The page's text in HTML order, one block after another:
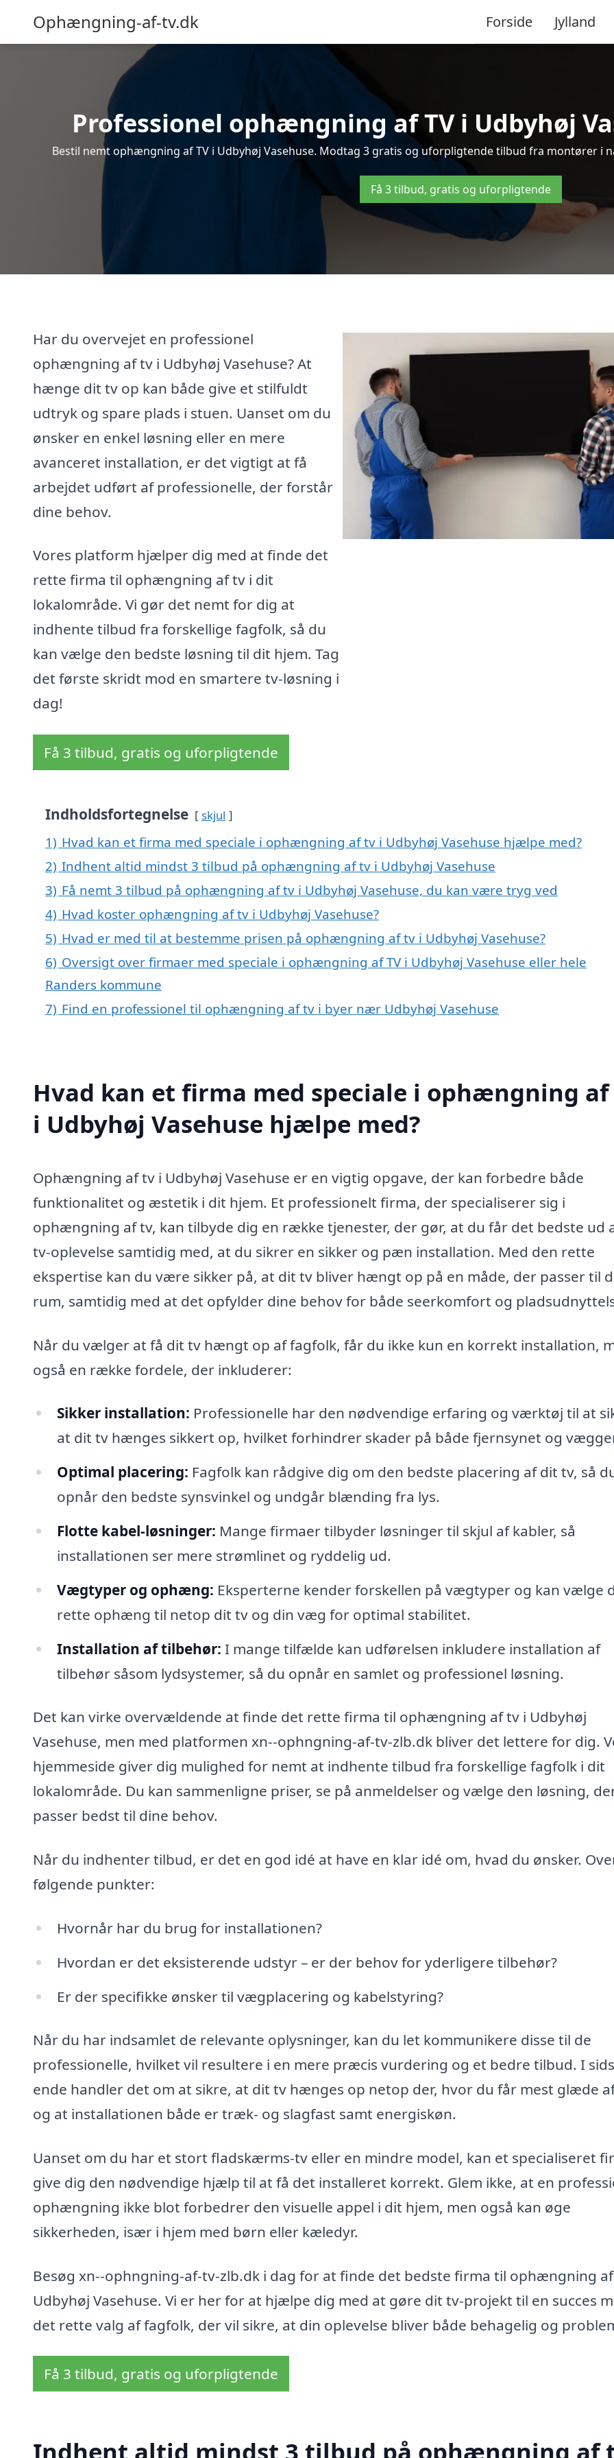
Ophængning-af-tv.dk Forside Jylland
Professionel ophængning af TV i Udbyhøj
Bestil nemt ophængning af TV i Udbyhøj Vasehuse. Modtag 3 gratis og uforpligtende tilbud fra montører i
Få 3 tilbud, gratis og uforpligtende
Har du overvejet en professionel
ophængning af tv i Udbyhøj Vasehuse? At
hænge dit tv op kan både give et stilfuldt
udtryk og spare plads i stuen. Uanset om du
ønsker en enkel løsning eller en mere
avanceret installation, er det vigtigt at få
arbejdet udført af professionelle, der forstår
dine behov.
Vores platform hjælper dig med at finde det
rette firma til ophængning af tv i dit
lokalområde. Vi gør det nemt for dig at
indhente tilbud fra forskellige fagfolk, så du
kan vælge den bedste løsning til dit hjem. Tag
det første skridt mod en smartere tv-løsning i
dag!
Få 3 tilbud, gratis og uforpligtende
Indholdsfortegnelse skjul
1) Hvad kan et firma med speciale i ophængning af tv i Udbyhøj Vasehuse hjælpe med?
2) Indhent altid mindst 3 tilbud på ophængning af tv i Udbyhøj Vasehuse
3) Få nemt 3 tilbud på ophængning af tv i Udbyhøj Vasehuse, du kan være tryg ved
4) Hvad koster ophængning af tv i Udbyhøj Vasehuse?
5) Hvad er med til at bestemme prisen på ophængning af tv i Udbyhøj Vasehuse?
6) Oversigt over firmaer med speciale i ophængning af TV i Udbyhøj Vasehuse eller hele
Randers kommune
7) Find en professionel til ophængning af tv i byer nær Udbyhøj Vasehuse
Hvad kan et firma med speciale i ophængning
i Udbyhøj Vasehuse hjælpe med?
Ophængning af tv i Udbyhøj Vasehuse er en vigtig opgave, der kan forbedre både
funktionalitet og æstetik i dit hjem. Et professionelt firma, der specialiserer sig i
ophængning af tv, kan tilbyde dig en række tjenester, der gør, at du får det bedste ud
tv-oplevelse samtidig med, at du sikrer en sikker og pæn installation. Med den rette
ekspertise kan du være sikker på, at dit tv bliver hængt op på en måde, der passer til
rum, samtidig med at det opfylder dine behov for både seerkomfort og
Når du vælger at få dit tv hængt op af fagfolk, får du ikke kun en korrekt installation,
også en række fordele, der inkluderer:
Sikker installation: Professionelle har den nødvendige erfaring og værktøj til at
at dit tv hænges sikkert op, hvilket forhindrer skader på både fjernsynet og
Optimal placering: Fagfolk kan rådgive dig om den bedste placering af dit tv, så
opnår den bedste synsvinkel og undgår blænding fra lys.
Flotte kabel-løsninger: Mange firmaer tilbyder løsninger til skjul af kabler, så
installationen ser mere strømlinet og ryddelig ud.
Vægtyper og ophæng: Eksperterne kender forskellen på vægtyper og kan vælge
rette ophæng til netop dit tv og din væg for optimal stabilitet.
Installation af tilbehør: I mange tilfælde kan udførelsen inkludere installation af
tilbehør såsom lydsystemer, så du opnår en samlet og professionel løsning.
Det kan virke overvældende at finde det rette firma til ophængning af tv i Udbyhøj
Vasehuse, men med platformen xn--ophngning-af-tv-zlb.dk bliver det lettere for dig.
hjemmeside giver dig mulighed for nemt at indhente tilbud fra forskellige fagfolk i dit
lokalområde. Du kan sammenligne priser, se på anmeldelser og vælge den løsning,
passer bedst til dine behov.
Når du indhenter tilbud, er det en god idé at have en klar idé om, hvad du ønsker.
følgende punkter:
Hvornår har du brug for installationen?
Hvordan er det eksisterende udstyr – er der behov for yderligere tilbehør?
Er der specifikke ønsker til vægplacering og kabelstyring?
Når du har indsamlet de relevante oplysninger, kan du let kommunikere disse til de
professionelle, hvilket vil resultere i en mere præcis vurdering og et bedre tilbud. I
ende handler det om at sikre, at dit tv hænges op netop der, hvor du får mest glæde
og at installationen både er træk- og slagfast samt energiskøn.
Uanset om du har et stort fladskærms-tv eller en mindre model, kan et specialiseret
give dig den nødvendige hjælp til at få det installeret korrekt. Glem ikke, at en
ophængning ikke blot forbedrer den visuelle appel i dit hjem, men også kan øge
sikkerheden, især i hjem med børn eller kæledyr.
Besøg xn--ophngning-af-tv-zlb.dk i dag for at finde det bedste firma til ophængning
Udbyhøj Vasehuse. Vi er her for at hjælpe dig med at gøre dit tv-projekt til en succes
det rette valg af fagfolk, der vil sikre, at din oplevelse bliver både behagelig og
Få 3 tilbud, gratis og uforpligtende